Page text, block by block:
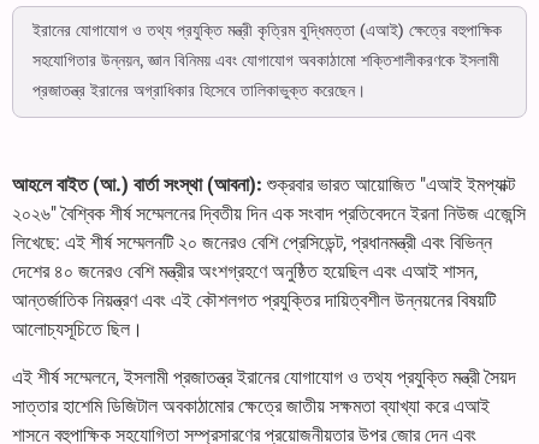
ইরানের যোগাযোগ ও তথ্য প্রযুক্তি মন্ত্রী কৃত্রিম বুদ্ধিমত্তা (এআই) ক্ষেত্রে বহুপাক্ষিক
সহযোগিতার উন্নয়ন, জ্ঞান বিনিময় এবং যোগাযোগ অবকাঠামো শক্তিশালীকরণকে ইসলামী
প্রজাতন্ত্র ইরানের অগ্রাধিকার হিসেবে তালিকাভুক্ত করেছেন।
আহলে বাইত (আ.) বার্তা সংস্থা (আবনা): শুক্রবার ভারত আয়োজিত "এআই ইমপ্যাক্ট
২০২৬" বৈশ্বিক শীর্ষ সম্মেলনের দ্বিতীয় দিন এক সংবাদ প্রতিবেদনে ইরনা নিউজ এজেন্সি
লিখেছে: এই শীর্ষ সম্মেলনটি ২০ জনেরও বেশি প্রেসিডেন্ট, প্রধানমন্ত্রী এবং বিভিন্ন
দেশের ৪০ জনেরও বেশি মন্ত্রীর অংশগ্রহণে অনুষ্ঠিত হয়েছিল এবং এআই শাসন,
আন্তর্জাতিক নিয়ন্ত্রণ এবং এই কৌশলগত প্রযুক্তির দায়িত্বশীল উন্নয়নের বিষয়টি
আলোচ্যসূচিতে ছিল।
এই শীর্ষ সম্মেলনে, ইসলামী প্রজাতন্ত্র ইরানের যোগাযোগ ও তথ্য প্রযুক্তি মন্ত্রী সৈয়দ
সাত্তার হাশেমি ডিজিটাল অবকাঠামোর ক্ষেত্রে জাতীয় সক্ষমতা ব্যাখ্যা করে এআই
শাসনে বহুপাক্ষিক সহযোগিতা সম্প্রসারণের প্রয়োজনীয়তার উপর জোর দেন এবং